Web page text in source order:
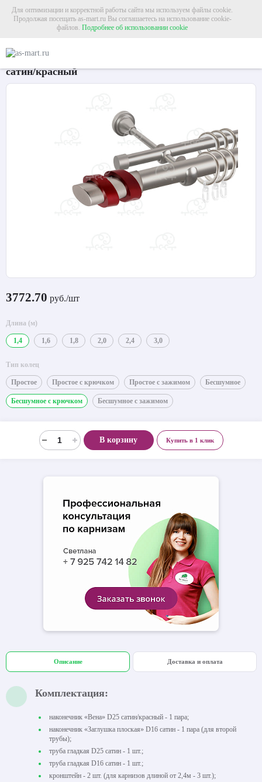
Для оптимизации и корректной работы сайта мы используем файлы cookie.
Продолжая посещать as-mart.ru Вы соглашаетесь на использование cookie-
файлов. Подробнее об использовании cookie
Карниз для штор двухрядный «Вена» Ø25Г/16Г
сатин/красный
3772.70 руб./шт
Длина (м)
1,4 1,6 1,8 2,0 2,4 3,0
Тип колец
Простое Простое с крючком Простое с зажимом Бесшумное
Бесшумное с крючком Бесшумное с зажимом
В корзину Купить в 1 клик
Описание Доставка и оплата
Комплектация:
наконечник «Вена» D25 сатин/красный - 1 пара;
наконечник «Заглушка плоская» D16 сатин - 1 пара (для второй
трубы);
труба гладкая D25 сатин - 1 шт.;
труба гладкая D16 сатин - 1 шт.;
кронштейн - 2 шт. (для карнизов длиной от 2,4м - 3 шт.);